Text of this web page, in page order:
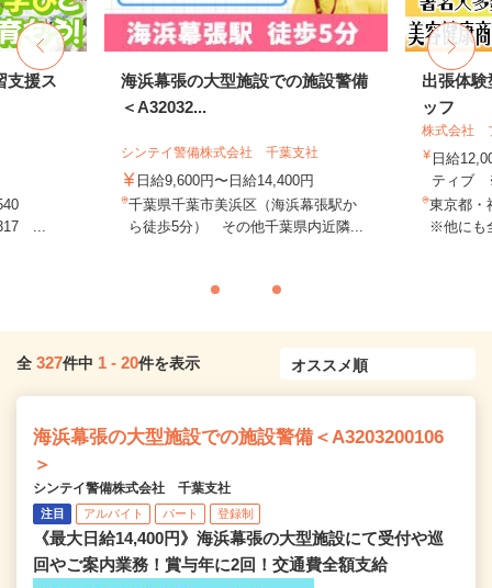
支援ス
...
海浜幕張の大型施設での施設警備
＜A32032...
シンテイ警備株式会社 千葉支社
日給9,600円〜日給14,400円
千葉県千葉市美浜区（海浜幕張駅か
ら徒歩5分） その他千葉県内近隣...
出張体
ッフ
株式会社
日給
ティブ
東京都・
※他にも
全 327件中 1 - 20件を表示
海浜幕張の大型施設での施設警備＜A3203200106
＞
シンテイ警備株式会社 千葉支社
注目 アルバイト パート 登録制
《最大日給14,400円》海浜幕張の大型施設にて受付や巡
回やご案内業務！賞与年に2回！交通費全額支給